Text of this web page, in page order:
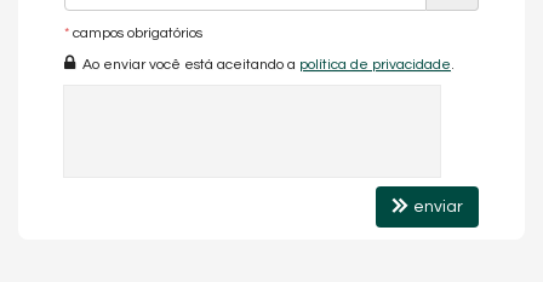
Pìscina Térmica
Sala de Reunião
Hall Decorado e Mobiliado
* campos obrigatórios
Ao enviar você está aceitando a política de privacidade.
enviar